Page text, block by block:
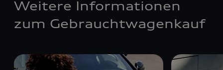
Weitere Informationen
zum Gebrauchtwagenkauf